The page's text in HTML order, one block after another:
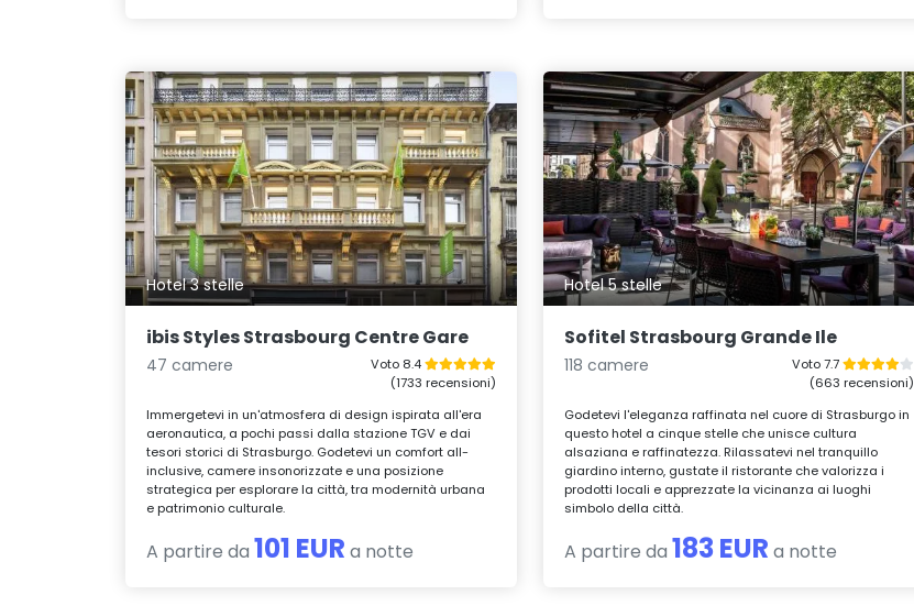
Hotel 3 stelle
ibis Styles Strasbourg Centre Gare
47 camere
Voto 8.4
(1733 recensioni)
Immergetevi in un'atmosfera di design ispirata all'era
aeronautica, a pochi passi dalla stazione TGV e dai
tesori storici di Strasburgo. Godetevi un comfort all-
inclusive, camere insonorizzate e una posizione
strategica per esplorare la città, tra modernità urbana
e patrimonio culturale.
A partire da 101 EUR a notte
Hotel 5 stelle
Sofitel Strasbourg Grande Ile
118 camere
Voto 7.7
(663 recensioni)
Godetevi l'eleganza raffinata nel cuore di Strasburgo in
questo hotel a cinque stelle che unisce cultura
alsaziana e raffinatezza. Rilassatevi nel tranquillo
giardino interno, gustate il ristorante che valorizza i
prodotti locali e apprezzate la vicinanza ai luoghi
simbolo della città.
A partire da 183 EUR a notte